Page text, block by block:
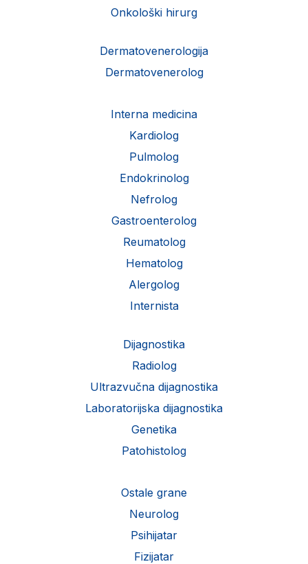
Onkološki hirurg
Dermatovenerologija
Dermatovenerolog
Interna medicina
Kardiolog
Pulmolog
Endokrinolog
Nefrolog
Gastroenterolog
Reumatolog
Hematolog
Alergolog
Internista
Dijagnostika
Radiolog
Ultrazvučna dijagnostika
Laboratorijska dijagnostika
Genetika
Patohistolog
Ostale grane
Neurolog
Psihijatar
Fizijatar